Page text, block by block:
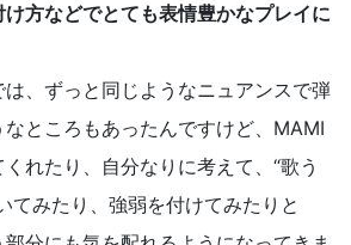
方などでとても表情豊かなプレイに
、ずっと同じようなニュアンスで弾
ところもあったんですけど、MAMI
れたり、自分なりに考えて、“歌う
てみたり、強弱を付けてみたりと